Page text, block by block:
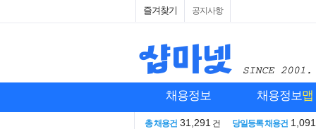
즐겨찾기 공지사항
채용정보 채용정보맵
총 채용건 31,291 건 당일등록 채용건 1,091